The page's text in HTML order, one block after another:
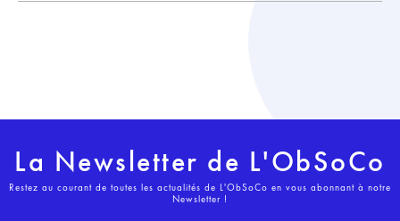
La Newsletter de L'ObSoCo
Restez au courant de toutes les actualités de L'ObSoCo en vous abonnant à notre
Newsletter !